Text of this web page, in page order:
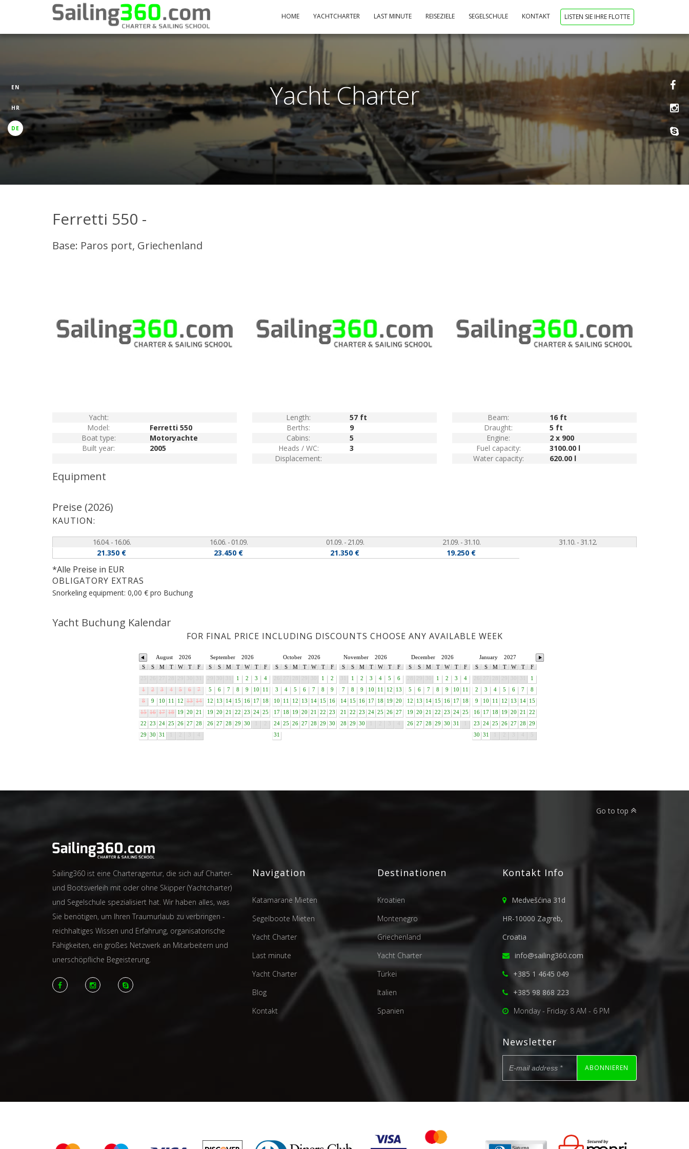
HOME YACHTCHARTER LAST MINUTE REISEZIELE SEGELSCHULE KONTAKT LISTEN SIE IHRE FLOTTE
Yacht Charter
EN
HR
DE
Ferretti 550 -
Base: Paros port, Griechenland
Yacht:
Model:
Ferretti 550
Boat type:
Motoryachte
Built year:
2005
Length:
57 ft
Berths:
9
Cabins:
5
Heads / WC:
3
Displacement:
Beam:
16 ft
Draught:
5 ft
Engine:
2 x 900
Fuel capacity:
3100.00 l
Water capacity:
620.00 l
Equipment
Preise (2026)
KAUTION:
16.04. - 16.06. 16.06. - 01.09. 01.09. - 21.09. 21.09. - 31.10.
31.10. - 31.12.
21.350 €
23.450 € 21.350 € 19.250 €
*Alle Preise in EUR
OBLIGATORY EXTRAS
Snorkeling equipment: 0,00 € pro Buchung
Yacht Buchung Kalendar
FOR FINAL PRICE INCLUDING DISCOUNTS CHOOSE ANY AVAILABLE WEEK
2026
August
S
S M T W T
F
1
2 3 4 5 6
7
8
9 10 11 12 13 14
15 16 17 18 19 20
21
22
23 24 25 26 27 28
29
30 31
2026
September
S
S M T W T
F
1 2 3
4
5
6 7 8 9 10
11
12
13 14 15 16 17
18
19
20 21 22 23 24 25
26 27 28 29 30
2026
October
S
S M T W T
F
1
2
3
4 5 6 7 8
9
10
11 12 13 14 15
16
17
18 19 20 21 22
23
24 25 26 27 28 29
30
31
2026
November
S
S M T W T
F
1 2 3 4 5
6
7
8 9 10 11 12
13
14
15 16 17 18 19
20
21
22 23 24 25 26 27
28
29 30
2026
December
S
S M T W T
F
1 2 3
4
5
6 7 8 9 10
11
12
13 14 15 16 17
18
19
20 21 22 23 24 25
26 27 28 29 30 31
2027
January
S
S M T W T
F
1
2
3 4 5 6 7
8
9
10 11 12 13 14
15
16
17 18 19 20 21
22
23
24 25 26 27 28
29
30
31
Go to top
Sailing360 ist eine Charteragentur, die sich auf Charter-
und Bootsverleih mit oder ohne Skipper (Yachtcharter)
und Segelschule spezialisiert hat. Wir haben alles, was
Sie benötigen, um Ihren Traumurlaub zu verbringen -
reichhaltiges Wissen und Erfahrung, organisatorische
Fähigkeiten, ein großes Netzwerk an Mitarbeitern und
unerschöpfliche Begeisterung.
Navigation
Katamarane Mieten
Segelboote Mieten
Yacht Charter
Last minute
Yacht Charter
Blog
Kontakt
Destinationen
Kroatien
Montenegro
Griechenland
Yacht Charter
Türkei
Italien
Spanien
Kontakt Info
Medvešćina 31d
HR-10000 Zagreb,
Croatia
info@sailing360.com
+385 1 4645 049
+385 98 868 223
Monday - Friday: 8 AM - 6 PM
Newsletter
ABONNIEREN